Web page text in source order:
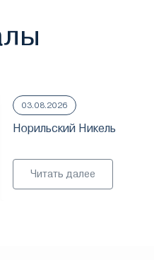
03.08.2026
Норильский Никель
Читать далее